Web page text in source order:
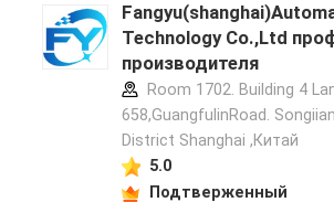
Technology Co.,Ltd
производителя
Room 1702. Building 4
658,GuangfulinRoad.
District Shanghai ,Китай
5.0
Подтверженный